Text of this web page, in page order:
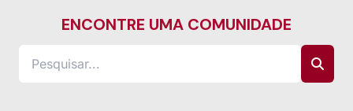
ENCONTRE UMA COMUNIDADE